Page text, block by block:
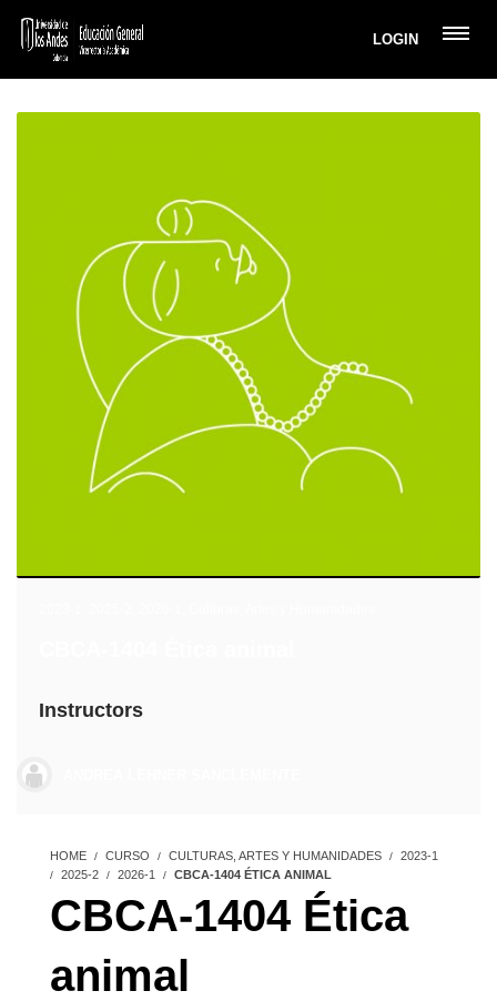
LOGIN
Instructors
HOME CURSO CULTURAS, ARTES Y HUMANIDADES
2023-1
2025-2
2026-1 CBCA-1404 ÉTICA ANIMAL
CBCA-1404 Ética
animal